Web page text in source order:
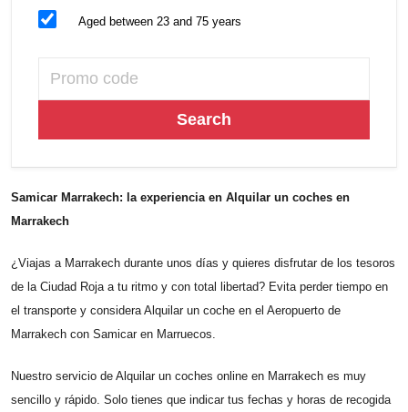
Aged between 23 and 75 years
Search
Samicar Marrakech: la experiencia en Alquilar un coches en
Marrakech
¿Viajas a Marrakech durante unos días y quieres disfrutar de los tesoros
de la Ciudad Roja a tu ritmo y con total libertad? Evita perder tiempo en
el transporte y considera Alquilar un coche en el Aeropuerto de
Marrakech con Samicar en Marruecos.
Nuestro servicio de Alquilar un coches online en Marrakech es muy
sencillo y rápido. Solo tienes que indicar tus fechas y horas de recogida